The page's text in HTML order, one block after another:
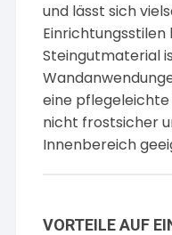
und lässt sich
Einrichtungsstilen
Steingutmaterial
eine pflegeleichte
nicht frostsicher
Innenbereich
VORTEILE AUF